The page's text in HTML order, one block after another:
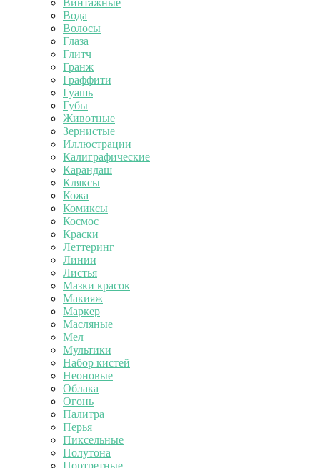
Винтажные
Вода
Волосы
Глаза
Глитч
Гранж
Граффити
Гуашь
Губы
Животные
Зернистые
Иллюстрации
Калиграфические
Карандаш
Кляксы
Кожа
Комиксы
Космос
Краски
Леттеринг
Линии
Листья
Мазки красок
Макияж
Маркер
Масляные
Мел
Мультики
Набор кистей
Неоновые
Облака
Огонь
Палитра
Перья
Пиксельные
Полутона
Портретные